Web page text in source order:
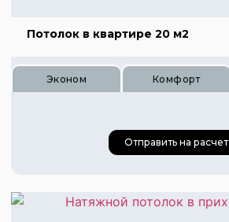
Потолок в квартире 20 м2
Эконом Комфорт
Отправить на расчет